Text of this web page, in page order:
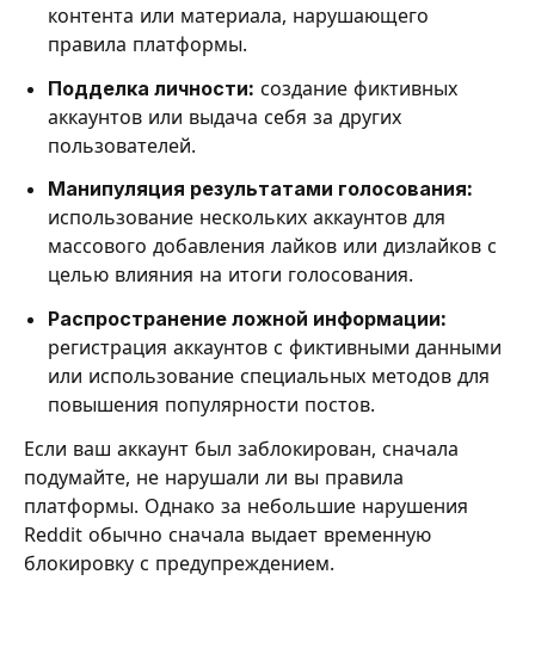
контента или материала, нарушающего
правила платформы.
Подделка личности: создание фиктивных
аккаунтов или выдача себя за других
пользователей.
Манипуляция результатами голосования:
использование нескольких аккаунтов для
массового добавления лайков или дизлайков с
целью влияния на итоги голосования.
Распространение ложной информации:
регистрация аккаунтов с фиктивными данными
или использование специальных методов для
повышения популярности постов.
Если ваш аккаунт был заблокирован, сначала
подумайте, не нарушали ли вы правила
платформы. Однако за небольшие нарушения
Reddit обычно сначала выдает временную
блокировку с предупреждением.